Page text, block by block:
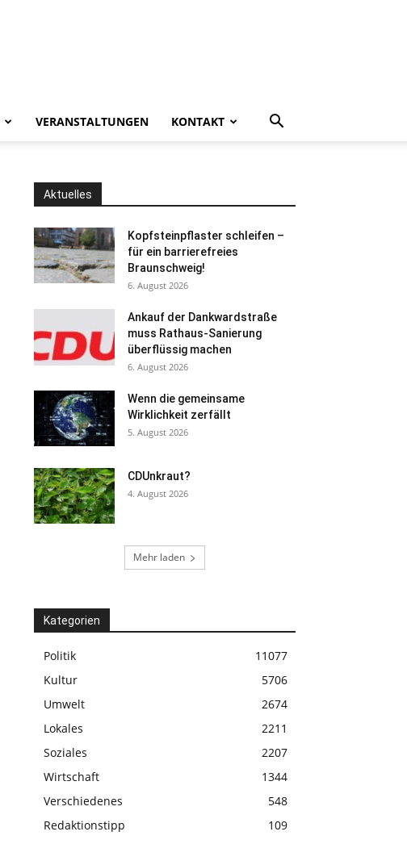
VERANSTALTUNGEN KONTAKT
Aktuelles
Kopfsteinpflaster schleifen –
für ein barrierefreies
Braunschweig!
6. August 2026
Ankauf der Dankwardstraße
muss Rathaus-Sanierung
überflüssig machen
6. August 2026
Wenn die gemeinsame
Wirklichkeit zerfällt
5. August 2026
CDUnkraut?
4. August 2026
Mehr laden
Kategorien
Politik
11077
Kultur
5706
Umwelt
2674
Lokales
2211
Soziales
2207
Wirtschaft
1344
Verschiedenes
548
Redaktionstipp
109